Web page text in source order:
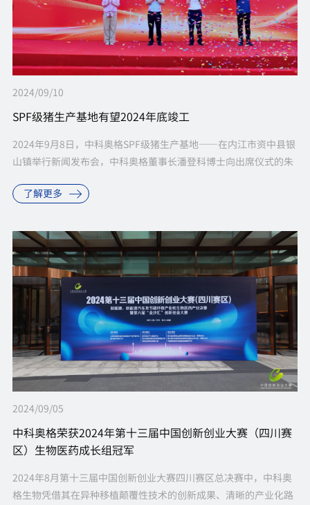
2024/09/10
SPF级猪生产基地有望2024年底竣工
2024年9月8日，中科奥格SPF级猪生产基地——在内江市资中县银
山镇举行新闻发布会，中科奥格董事长潘登科博士向出席仪式的朱
以来给予支持的内江...
了解更多
2024/09/05
中科奥格荣获2024年第十三届中国创新创业大赛（四川赛
区）生物医药成长组冠军
2024年8月第十三届中国创新创业大赛四川赛区总决赛中，中科奥
格生物凭借其在异种移植颠覆性技术的创新成果、清晰的产业化路